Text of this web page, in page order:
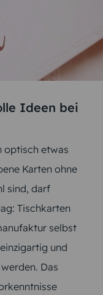
Ideen bei
optisch etwas
Karten ohne
sind, darf
Tischkarten
selbst
und
Das